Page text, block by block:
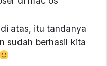
atas, itu tandanya
sudah berhasil kita